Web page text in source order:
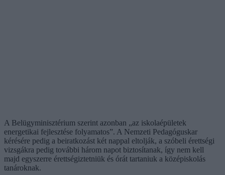
A Belügyminisztérium szerint azonban „az iskolaépületek
energetikai fejlesztése folyamatos”. A Nemzeti Pedagóguskar
kérésére pedig a beiratkozást két nappal eltolják, a szóbeli érettségi
vizsgákra pedig további három napot biztosítanak, így nem kell
majd egyszerre érettségiztetniük és órát tartaniuk a középiskolás
tanároknak.